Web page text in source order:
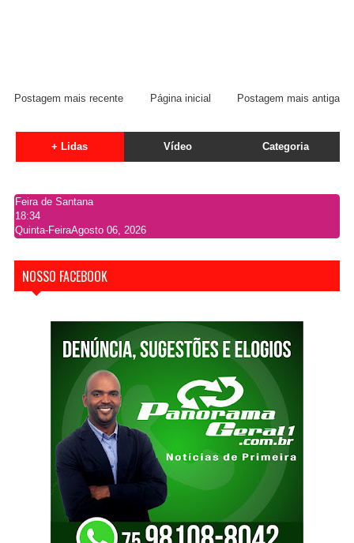
Postagem mais recente Postagem mais antiga
Página inicial
+ Lidas Vídeo Categoria
Feira de Santana
18:34
Quinta-FeiraAgosto 06, 2026
NOSSO FACEBOOK